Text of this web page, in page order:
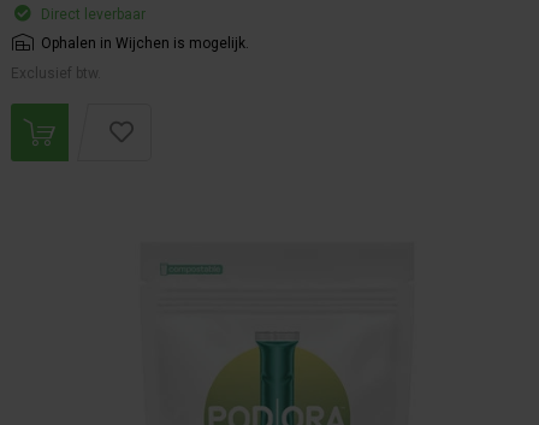
Direct leverbaar
Ophalen in Wijchen is mogelijk.
Exclusief btw.